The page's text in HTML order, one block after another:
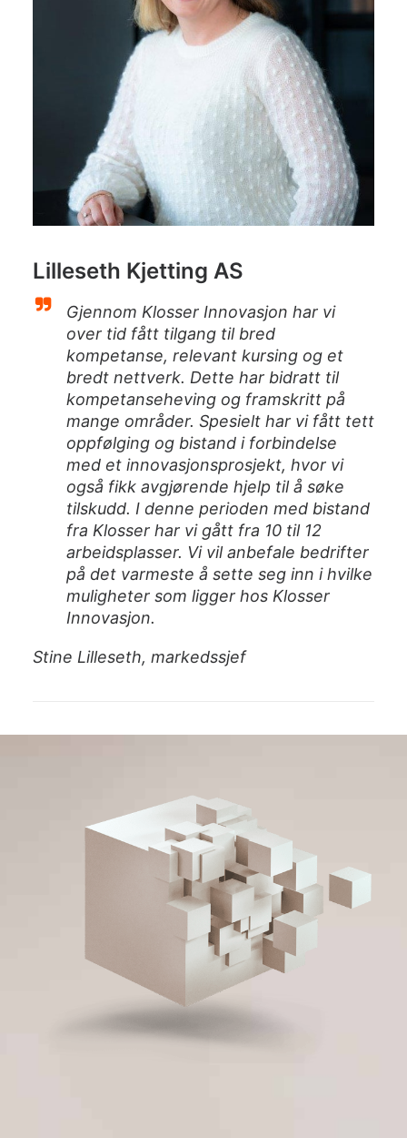
Lilleseth Kjetting AS
Gjennom Klosser Innovasjon har vi
over tid fått tilgang til bred
kompetanse, relevant kursing og et
bredt nettverk. Dette har bidratt til
kompetanseheving og framskritt på
mange områder. Spesielt har vi fått tett
oppfølging og bistand i forbindelse
med et innovasjonsprosjekt, hvor vi
også fikk avgjørende hjelp til å søke
tilskudd. I denne perioden med bistand
fra Klosser har vi gått fra 10 til 12
arbeidsplasser. Vi vil anbefale bedrifter
på det varmeste å sette seg inn i hvilke
muligheter som ligger hos Klosser
Innovasjon.
Stine Lilleseth, markedssjef